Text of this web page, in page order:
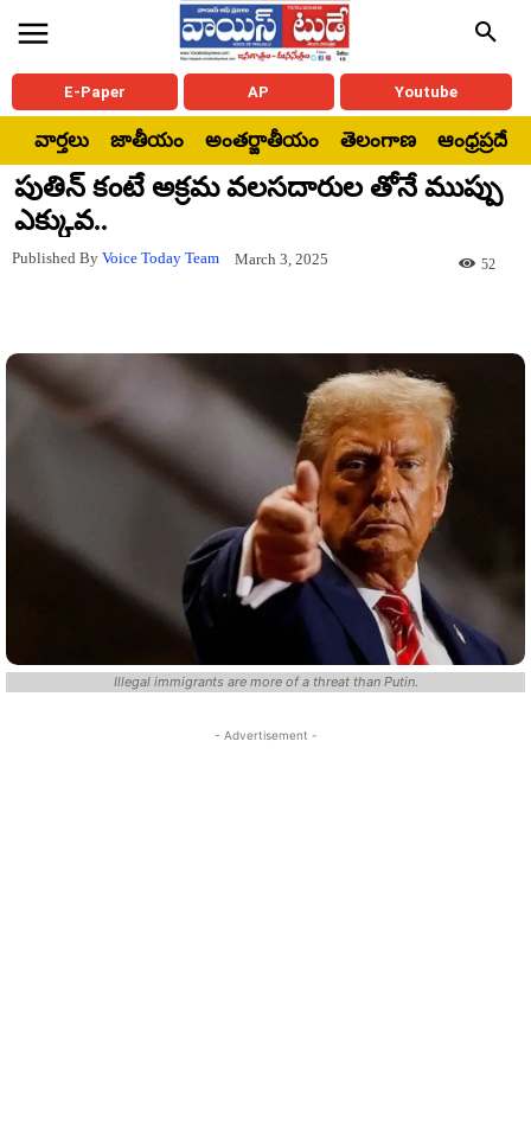
E-Paper AP Youtube
వార్తలు జాతీయం అంతర్జాతీయం తెలంగాణ ఆంధ్రప్రదేశ్
పుతిన్ కంటే అక్రమ వలసదారుల తోనే ముప్పు
ఎక్కువ..
Published By Voice Today Team March 3, 2025 52
Illegal immigrants are more of a threat than Putin.
- Advertisement -